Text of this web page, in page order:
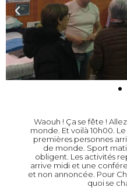
Waouh ! Ça se fête !
monde. Et voilà 10h00.
premières personnes
de monde. Sport
obligent. Les activités
arrive midi et une
et non annoncée. Pour
quoi se